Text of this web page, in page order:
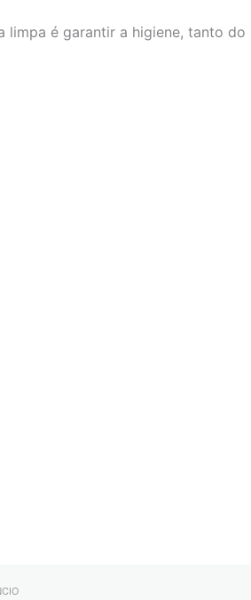
limpa é garantir a higiene, tanto do